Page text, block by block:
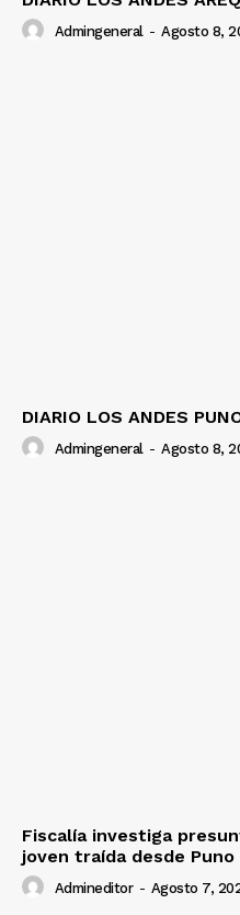
Admingeneral - Agosto 8,
DIARIO LOS ANDES
Admingeneral - Agosto 8,
Fiscalía investiga
joven traída desde Puno
Admineditor - Agosto 7,